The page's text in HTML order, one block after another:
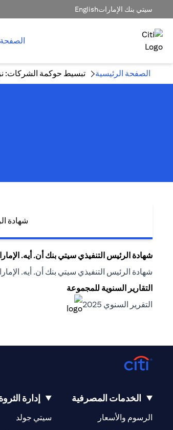
سيتي بنك الإماراتEnglish
الصفحة
الصفحة الرئيسية تبسيط حوكمة الشركات:
شهادة
شهادة الرئيس التنفيذي سيتي بنك أن. أيه.
شهادة الرئيس التنفيذي سيتي بنك أن. أيه.
التقارير السنوية للمجموعة
التقرير السنوي 2025
(opens in a new tab)
الخدمات المصرفية
الرسوم والأسعار
إدارة
سيتي جولد